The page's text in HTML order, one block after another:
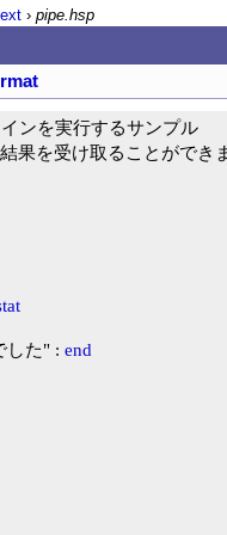
› pipe.hsp
果を受け取ることができ
した" : end